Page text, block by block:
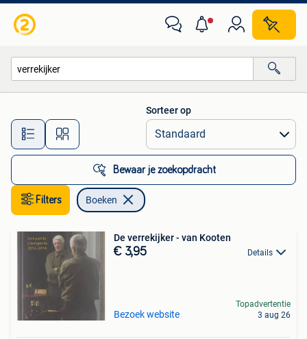
Alle afstanden…
Sorteer op
Bewaar je zoekopdracht
Filters Boeken
De verrekijker - van Kooten
€ 3,95 Details
Bezoek website
Topadvertentie
3 aug 26